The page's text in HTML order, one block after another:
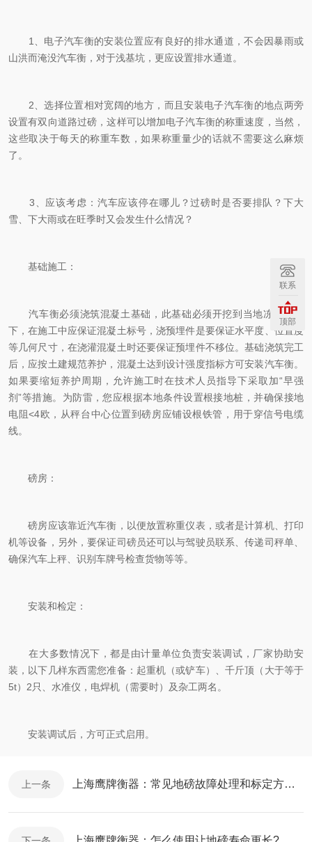
1、电子汽车衡的安装位置应有良好的排水通道，不会因暴雨或
山洪而淹没汽车衡，对于浅基坑，更应设置排水通道。
2、选择位置相对宽阔的地方，而且安装电子汽车衡的地点两旁
设置有双向道路过磅，这样可以增加电子汽车衡的称重速度，当然，
这些取决于每天的称重车数，如果称重量少的话就不需要这么麻烦
了。
3、应该考虑：汽车应该停在哪儿？过磅时是否要排队？下大
雪、下大雨或在旺季时又会发生什么情况？
基础施工：
汽车衡必须浇筑混凝土基础，此基础必须开挖到当地冻土线以
下，在施工中应保证混凝土标号，浇预埋件是要保证水平度、位置度
等几何尺寸，在浇灌混凝土时还要保证预埋件不移位。基础浇筑完工
后，应按土建规范养护，混凝土达到设计强度指标方可安装汽车衡。
如果要缩短养护周期，允许施工时在技术人员指导下采取加“早强
剂”等措施。为防雷，您应根据本地条件设置根接地桩，并确保接地
电阻<4欧，从秤台中心位置到磅房应铺设根铁管，用于穿信号电缆
线。
磅房：
磅房应该靠近汽车衡，以便放置称重仪表，或者是计算机、打印
机等设备，另外，要保证司磅员还可以与驾驶员联系、传递司秤单、
确保汽车上秤、识别车牌号检查货物等等。
安装和检定：
在大多数情况下，都是由计量单位负责安装调试，厂家协助安
装，以下几样东西需您准备：起重机（或铲车）、千斤顶（大于等于
5t）2只、水准仪，电焊机（需要时）及杂工两名。
安装调试后，方可正式启用。
上一条 上海鹰牌衡器：常见地磅故障处理和标定方法：
联系
顶部